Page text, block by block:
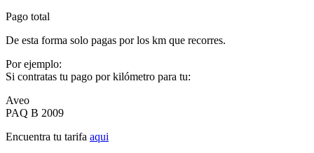
Pago total
De esta forma solo pagas por los km que recorres.
Por ejemplo:
Si contratas tu pago por kilómetro para tu:
Aveo
PAQ B 2009
Encuentra tu tarifa aqui